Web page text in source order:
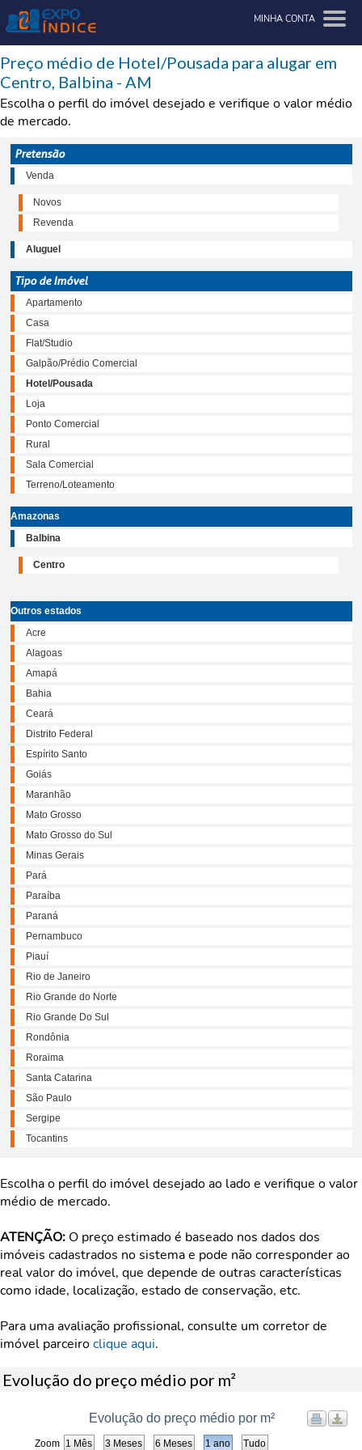
MINHA CONTA
Preço médio de Hotel/Pousada para alugar em
Centro, Balbina - AM
Escolha o perfil do imóvel desejado e verifique o valor médio
de mercado.
Pretensão
Venda
Novos
Revenda
Aluguel
Tipo de Imóvel
Apartamento
Casa
Flat/Studio
Galpão/Prédio Comercial
Hotel/Pousada
Loja
Ponto Comercial
Rural
Sala Comercial
Terreno/Loteamento
Amazonas
Balbina
Centro
Outros estados
Acre
Alagoas
Amapá
Bahia
Ceará
Distrito Federal
Espírito Santo
Goiás
Maranhão
Mato Grosso
Mato Grosso do Sul
Minas Gerais
Pará
Paraíba
Paraná
Pernambuco
Piauí
Rio de Janeiro
Rio Grande do Norte
Rio Grande Do Sul
Rondônia
Roraima
Santa Catarina
São Paulo
Sergipe
Tocantins
Escolha o perfil do imóvel desejado ao lado e verifique o valor
médio de mercado.
ATENÇÃO: O preço estimado é baseado nos dados dos
imóveis cadastrados no sistema e pode não corresponder ao
real valor do imóvel, que depende de outras características
como idade, localização, estado de conservação, etc.
Para uma avaliação profissional, consulte um corretor de
imóvel parceiroclique aqui.
Evolução do preço médio por m²
Zoom
Evolução do preço médio por m²
1 Mês 3 Meses 6 Meses 1 ano Tudo